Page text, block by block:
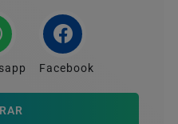
Facebook